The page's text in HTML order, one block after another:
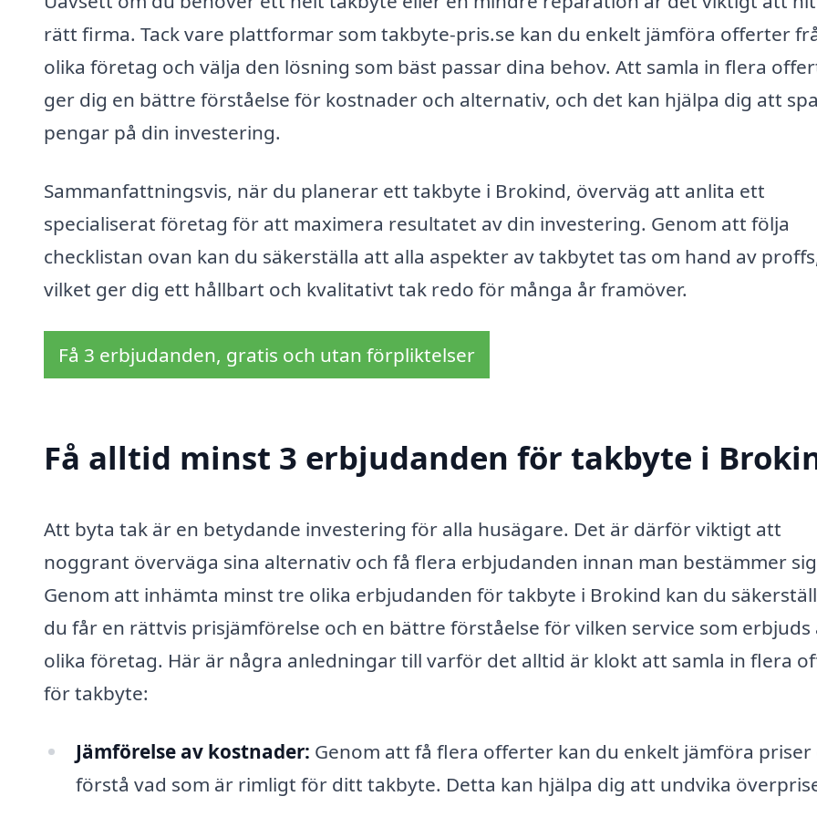
rätt firma. Tack vare plattformar som takbyte-pris.se kan du enkelt jämföra offerter
olika företag och välja den lösning som bäst passar dina behov. Att samla in flera
ger dig en bättre förståelse för kostnader och alternativ, och det kan hjälpa dig att
pengar på din investering.
Sammanfattningsvis, när du planerar ett takbyte i Brokind, överväg att anlita ett
specialiserat företag för att maximera resultatet av din investering. Genom att följa
checklistan ovan kan du säkerställa att alla aspekter av takbytet tas om hand av
vilket ger dig ett hållbart och kvalitativt tak redo för många år framöver.
Få 3 erbjudanden, gratis och utan förpliktelser
Få alltid minst 3 erbjudanden för takbyte i
Att byta tak är en betydande investering för alla husägare. Det är därför viktigt att
noggrant överväga sina alternativ och få flera erbjudanden innan man bestämmer
Genom att inhämta minst tre olika erbjudanden för takbyte i Brokind kan du
du får en rättvis prisjämförelse och en bättre förståelse för vilken service som erbjuds
olika företag. Här är några anledningar till varför det alltid är klokt att samla in flera
för takbyte:
Jämförelse av kostnader: Genom att få flera offerter kan du enkelt jämföra priser
förstå vad som är rimligt för ditt takbyte. Detta kan hjälpa dig att undvika